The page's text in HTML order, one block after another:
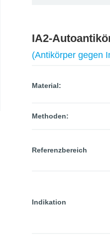
IA2-
(Antikörper gegen
Material:
Methoden:
Referenzbereich
Indikation